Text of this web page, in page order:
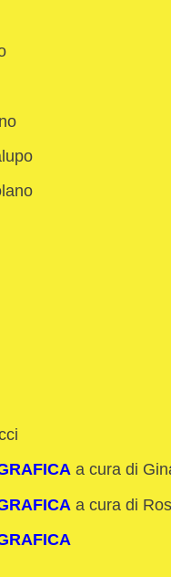
a cura di
a cura di